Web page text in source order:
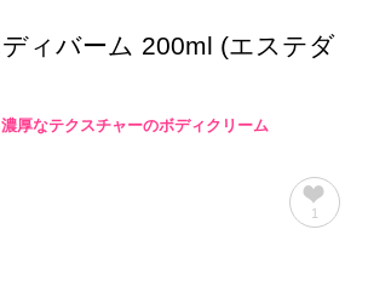
ィバーム 200ml (エステダ
厚なテクスチャーのボディクリーム
1